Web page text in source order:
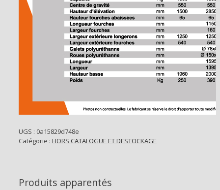
UGS : 0a15829d748e
Catégorie : HORS CATALOGUE ET DESTOCKAGE
Produits apparentés